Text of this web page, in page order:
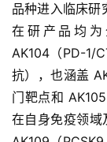
品种进入临床研
在研产品均
AK104（PD-1/
抗），也涵盖
门靶点和
在自身免疫领域